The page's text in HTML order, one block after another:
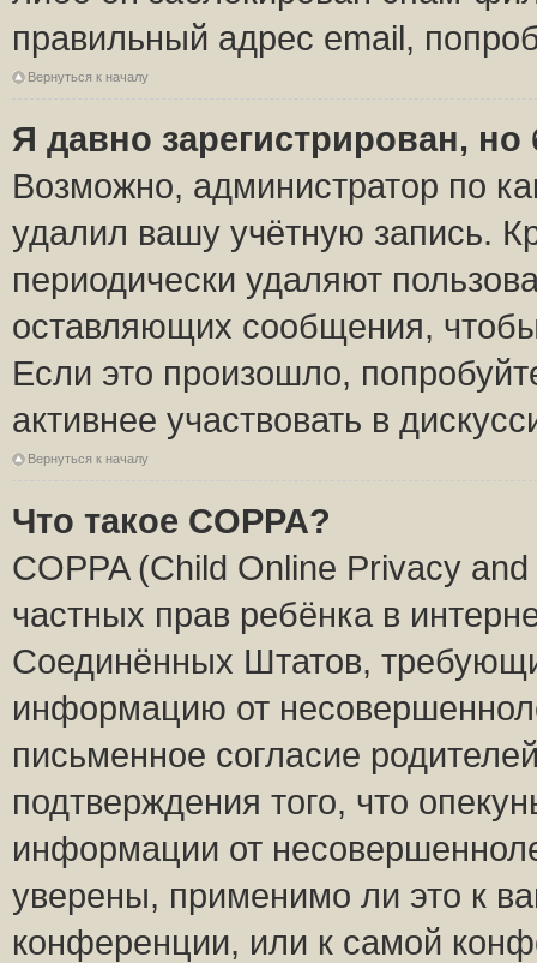
правильный адрес email,
Вернуться к началу
Я давно зарегистрирован,
Возможно, администратор по
удалил вашу учётную запись.
периодически удаляют
оставляющих сообщения,
Если это произошло,
активнее участвовать в
Вернуться к началу
Что такое COPPA?
COPPA (Child Online Privacy
частных прав ребёнка в
Соединённых Штатов,
информацию от
письменное согласие
подтверждения того, что
информации от
уверены, применимо ли это к
конференции, или к самой